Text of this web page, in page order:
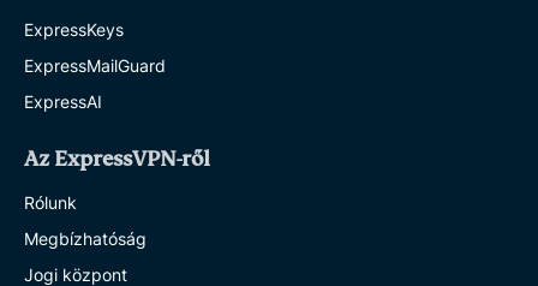
ExpressKeys
ExpressMailGuard
ExpressAI
Az ExpressVPN-ről
Rólunk
Megbízhatóság
Jogi központ